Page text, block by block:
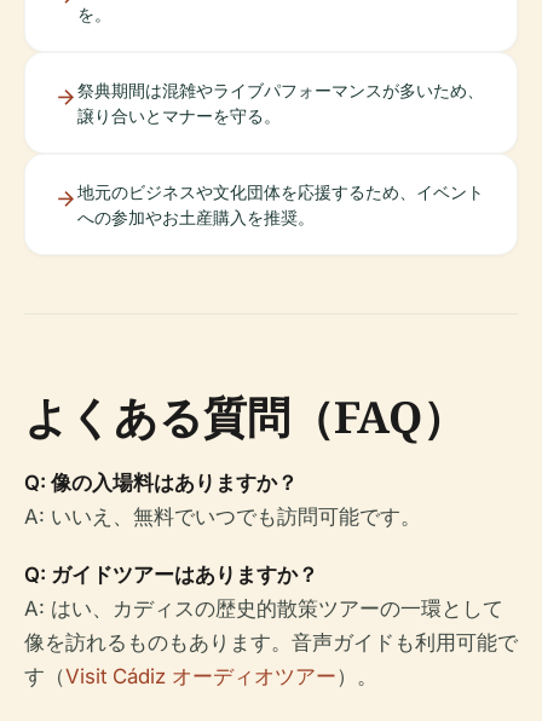
を。
祭典期間は混雑やライブパフォーマンスが多いため、
譲り合いとマナーを守る。
地元のビジネスや文化団体を応援するため、イベント
への参加やお土産購入を推奨。
よくある質問（FAQ）
Q: 像の入場料はありますか？
A: いいえ、無料でいつでも訪問可能です。
Q: ガイドツアーはありますか？
A: はい、カディスの歴史的散策ツアーの一環として
像を訪れるものもあります。音声ガイドも利用可能で
す（Visit Cádiz オーディオツアー）。